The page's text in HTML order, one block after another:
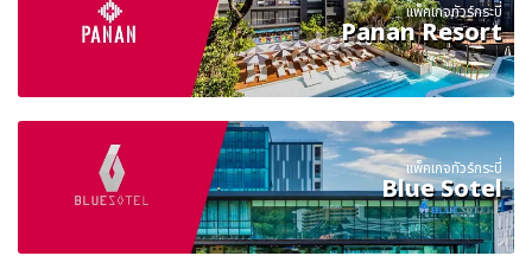
แพ็คเกจทัวร์กระบี่
Panan Resort
แพ็คเกจทัวร์กระบี่
Blue Sotel